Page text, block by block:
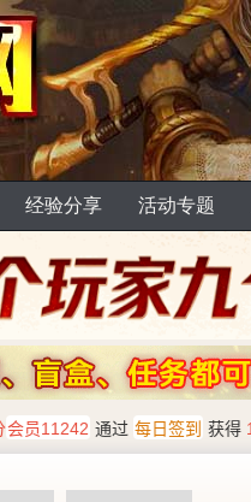
经验分享 活动专题